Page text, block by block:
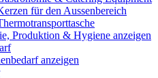
für den Aussenbereich
Produktion & Hygiene anzeigen
anzeigen